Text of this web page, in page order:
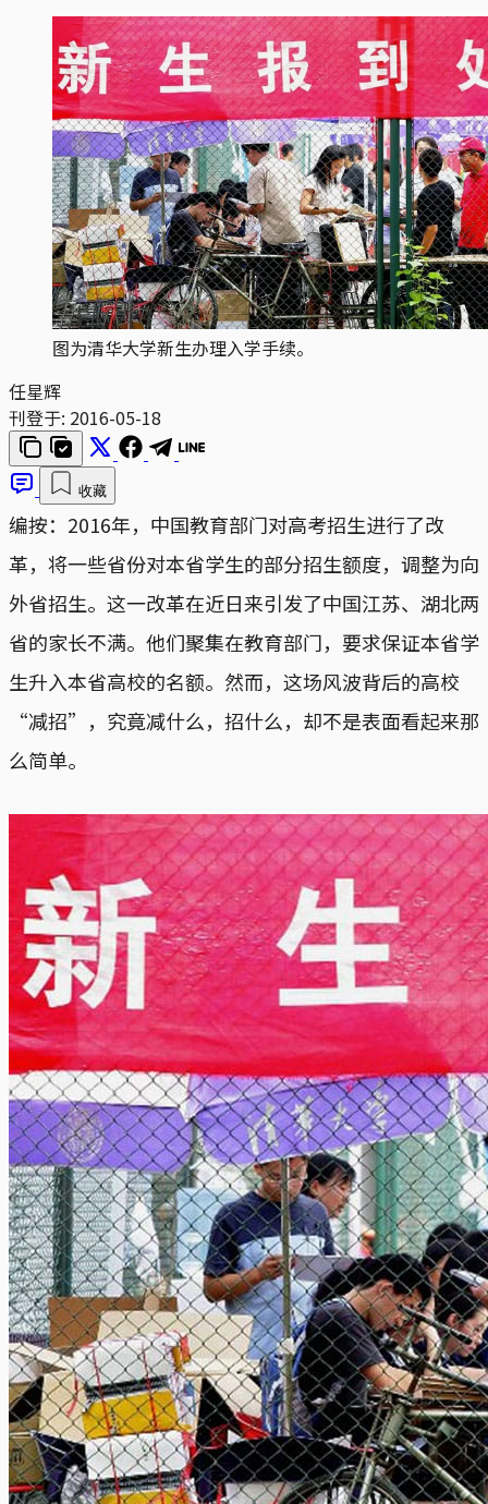
图为清华大学新生办理入学手续。
任星辉
刊登于: 2016-05-18
收藏
编按：2016年，中国教育部门对高考招生进行了改
革，将一些省份对本省学生的部分招生额度，调整为向
外省招生。这一改革在近日来引发了中国江苏、湖北两
省的家长不满。他们聚集在教育部门，要求保证本省学
生升入本省高校的名额。然而，这场风波背后的高校
“减招”，究竟减什么，招什么，却不是表面看起来那
么简单。